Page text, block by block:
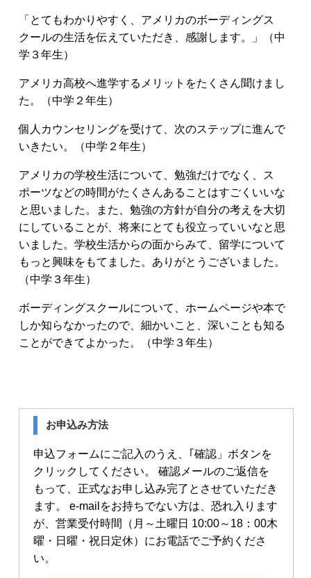
「とてもわかりやすく、アメリカのボーディングス
クールの生活を伝えていただき、感謝します。」（中
学３年生）
アメリカ高校へ進学するメリットをたくさん聞けまし
た。（中学２年生）
個人カウンセリングを受けて、次のステップに進んで
いきたい。（中学２年生）
アメリカの学校生活について、勉強だけでなく、ス
ポーツなどの時間がたくさんあることはすごくいいな
と思いました。また、勉強の方針が自分の考えを大切
にしていることが、将来にとても役立っていいなと思
いました。学校生活からの面からみて、留学について
もっと興味をもてました。ありがとうございました。
（中学３年生）
ボーディングスクールについて、ホームページや本で
しか知らなかったので、細かいこと、深いことも知る
ことができてよかった。（中学３年生）
お申込み方法
申込フォームにご記入のうえ、｢確認」ボタンを
クリックしてください。 確認メールのご返信を
もって、正式なお申し込み完了とさせていただき
ます。 e-mailをお持ちでない方は、恐れ入ります
が、営業受付時間（月～土曜日 10:00～18：00木
曜・日曜・祝日定休）にお電話でご予約くださ
い。